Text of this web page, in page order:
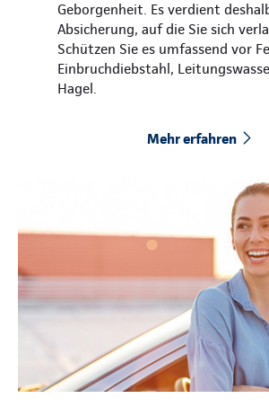
Geborgenheit. Es verdient
Absicherung, auf die Sie sich
Schützen Sie es umfassend vor
Einbruchdiebstahl,
Hagel.
Mehr erfahren